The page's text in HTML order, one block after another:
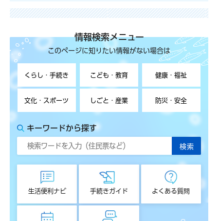
情報検索メニュー
このページに知りたい情報がない場合は
くらし・手続き こども・教育 健康・福祉
文化・スポーツ しごと・産業 防災・安全
キーワードから探す
生活便利ナビ 手続きガイド よくある質問